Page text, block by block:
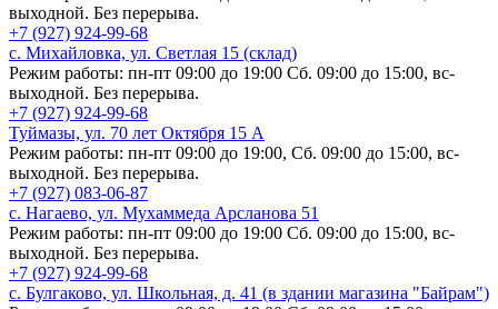
выходной. Без перерыва.
+7 (927) 924-99-68
с. Михайловка, ул. Светлая 15 (склад)
Режим работы: пн-пт 09:00 до 19:00 Сб. 09:00 до 15:00, вс-
выходной. Без перерыва.
+7 (927) 924-99-68
Туймазы, ул. 70 лет Октября 15 А
Режим работы: пн-пт 09:00 до 19:00, Сб. 09:00 до 15:00, вс-
выходной. Без перерыва.
+7 (927) 083-06-87
с. Нагаево, ул. Мухаммеда Арсланова 51
Режим работы: пн-пт 09:00 до 19:00 Сб. 09:00 до 15:00, вс-
выходной. Без перерыва.
+7 (927) 924-99-68
с. Булгаково, ул. Школьная, д. 41 (в здании магазина "Байрам")